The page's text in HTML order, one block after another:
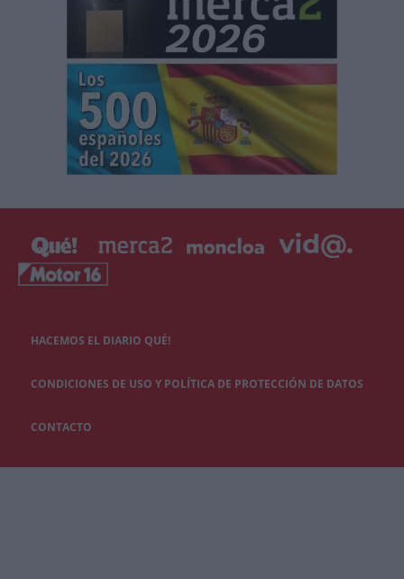
HACEMOS EL DIARIO QUÉ!
CONDICIONES DE USO Y POLÍTICA DE PROTECCIÓN DE DATOS
CONTACTO